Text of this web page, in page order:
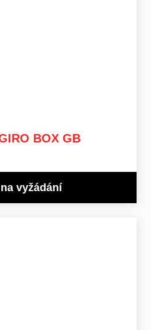
BOX GB
vyžádání